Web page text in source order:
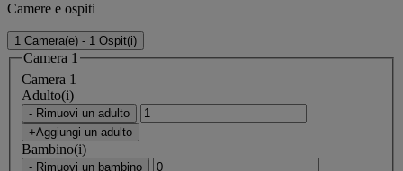
Camere e ospiti
1 Camera(e) - 1 Ospit(i)
Camera 1
Camera 1
Adulto(i)
- Rimuovi un adulto
+Aggiungi un adulto
Bambino(i)
- Rimuovi un bambino